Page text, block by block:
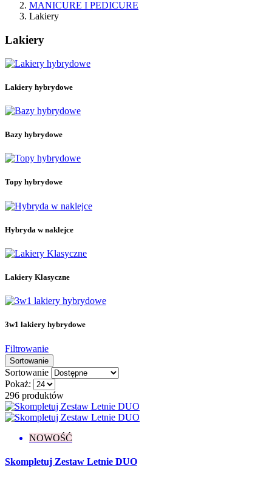
MANICURE I PEDICURE
Lakiery
Lakiery
Lakiery hybrydowe
Bazy hybrydowe
Topy hybrydowe
Hybryda w naklejce
Lakiery Klasyczne
3w1 lakiery hybrydowe
Filtrowanie
Sortowanie
Sortowanie
Pokaż:
296 produktów
NOWOŚĆ
Skompletuj Zestaw Letnie DUO